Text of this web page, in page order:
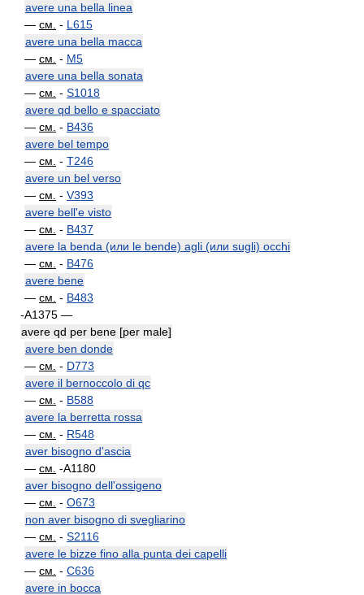
avere una bella linea
— см. - L615
avere una bella macca
— см. - M5
avere una bella sonata
— см. - S1018
avere qd bello e spacciato
— см. - B436
avere bel tempo
— см. - T246
avere un bel verso
— см. - V393
avere bell'e visto
— см. - B437
avere la benda (или le bende) agli (или sugli) occhi
— см. - B476
avere bene
— см. - B483
-A1375 —
avere qd per bene [per male]
avere ben donde
— см. - D773
avere il bernoccolo di qc
— см. - B588
avere la berretta rossa
— см. - R548
aver bisogno d'ascia
— см. -A1180
aver bisogno dell'ossigeno
— см. - O673
non aver bisogno di svegliarino
— см. - S2116
avere le bizze fino alla punta dei capelli
— см. - C636
avere in bocca